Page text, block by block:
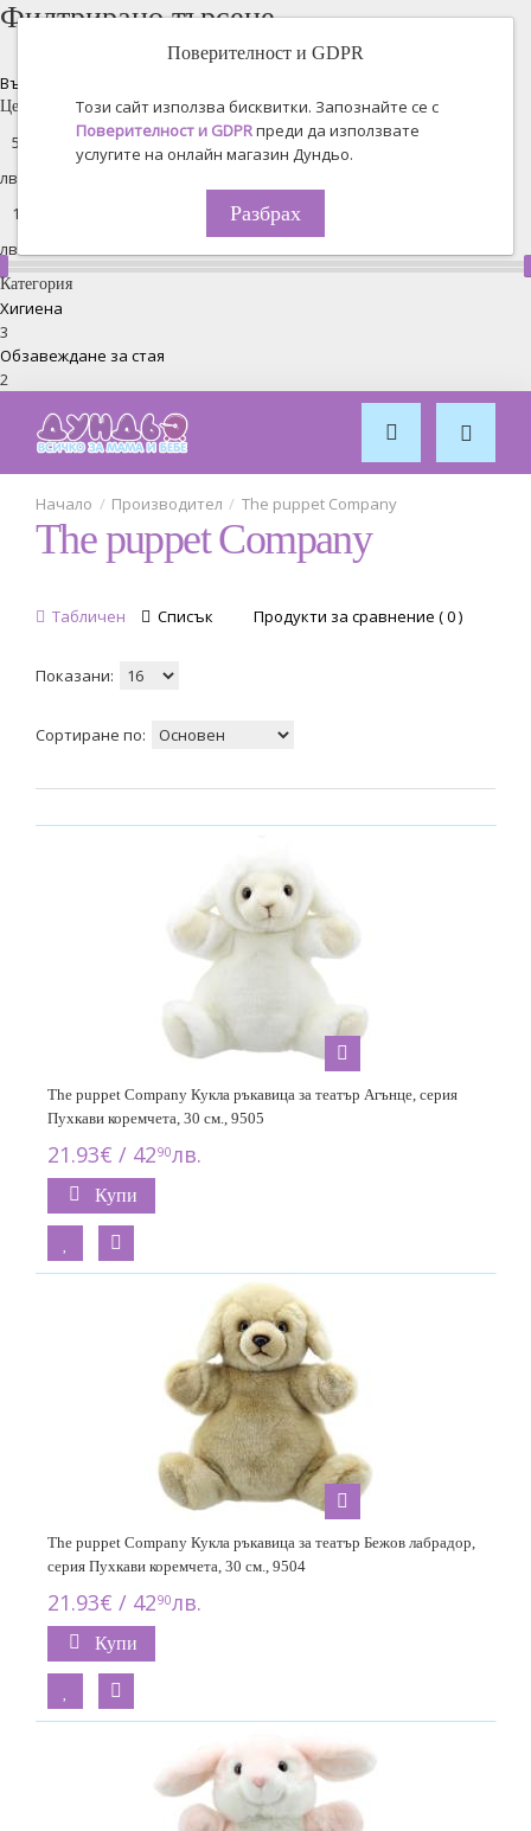
Филтрирано търсене
Възстановяване на всички
Цена
лв. -
лв.
Категория
Хигиена
3
Обзавеждане за стая
2
Поверителност и GDPR
Този сайт използва бисквитки. Запознайте се с
Поверителност и GDPRпреди да използвате
услугите на онлайн магазин Дундьо.
Разбрах
Производител The puppet Company
The puppet Company
Табличен Списък Продукти за сравнение ( 0 )
Показани:
Сортиране по:
The puppet Company Кукла ръкавица за театър Агънце, серия
Пухкави коремчета, 30 см., 9505
21.93€ / 4290лв.
Купи
The puppet Company Кукла ръкавица за театър Бежов лабрадор,
серия Пухкави коремчета, 30 см., 9504
21.93€ / 4290лв.
Купи